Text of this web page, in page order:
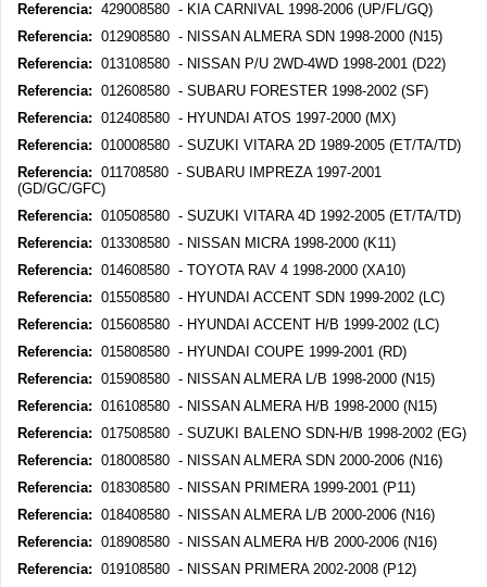
Referencia: 429008580 - KIA CARNIVAL 1998-2006 (UP/FL/GQ)
Referencia: 012908580 - NISSAN ALMERA SDN 1998-2000 (N15)
Referencia: 013108580 - NISSAN P/U 2WD-4WD 1998-2001 (D22)
Referencia: 012608580 - SUBARU FORESTER 1998-2002 (SF)
Referencia: 012408580 - HYUNDAI ATOS 1997-2000 (MX)
Referencia: 010008580 - SUZUKI VITARA 2D 1989-2005 (ET/TA/TD)
Referencia: 011708580 - SUBARU IMPREZA 1997-2001
(GD/GC/GFC)
Referencia: 010508580 - SUZUKI VITARA 4D 1992-2005 (ET/TA/TD)
Referencia: 013308580 - NISSAN MICRA 1998-2000 (K11)
Referencia: 014608580 - TOYOTA RAV 4 1998-2000 (XA10)
Referencia: 015508580 - HYUNDAI ACCENT SDN 1999-2002 (LC)
Referencia: 015608580 - HYUNDAI ACCENT H/B 1999-2002 (LC)
Referencia: 015808580 - HYUNDAI COUPE 1999-2001 (RD)
Referencia: 015908580 - NISSAN ALMERA L/B 1998-2000 (N15)
Referencia: 016108580 - NISSAN ALMERA H/B 1998-2000 (N15)
Referencia: 017508580 - SUZUKI BALENO SDN-H/B 1998-2002 (EG)
Referencia: 018008580 - NISSAN ALMERA SDN 2000-2006 (N16)
Referencia: 018308580 - NISSAN PRIMERA 1999-2001 (P11)
Referencia: 018408580 - NISSAN ALMERA L/B 2000-2006 (N16)
Referencia: 018908580 - NISSAN ALMERA H/B 2000-2006 (N16)
Referencia: 019108580 - NISSAN PRIMERA 2002-2008 (P12)